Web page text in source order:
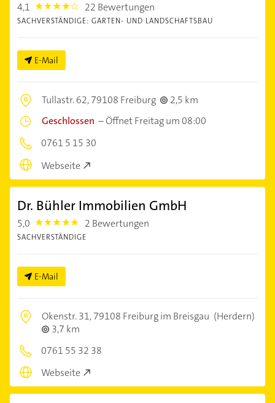
4,1 4.1 22 Bewertungen
SACHVERSTÄNDIGE: GARTEN- UND LANDSCHAFTSBAU
E-Mail
Tullastr. 62,79108 Freiburg
2,5 km
Geschlossen –Öffnet Freitag um 08:00
0761 5 15 30
Webseite
Dr. Bühler Immobilien GmbH
5,0 5.0 2 Bewertungen
SACHVERSTÄNDIGE
E-Mail
Okenstr. 31,79108 Freiburg im Breisgau (Herdern)
3,7 km
0761 55 32 38
Webseite